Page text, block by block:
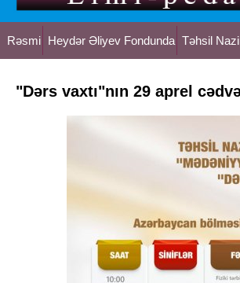
Rəsmi Heydər Əliyev Fondunda Təhsil
"Dərs vaxtı"nın 29 aprel